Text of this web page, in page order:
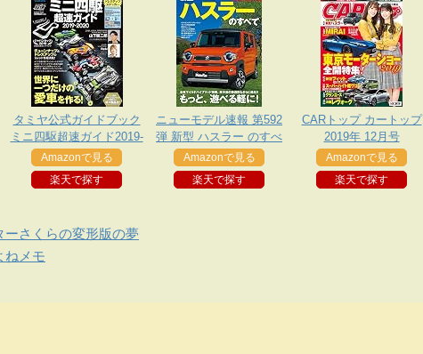
タミヤ公式ガイドブック
ミニ四駆超速ガイド2019-
2020
Amazonで見る
楽天で探す
ニューモデル速報 第592
弾 新型 ハスラー のすべ
て
Amazonで見る
楽天で探す
CARトップ カートップ
2019年 12月号
Amazonで見る
楽天で探す
ーさくらの変形版の夢
ねメモ